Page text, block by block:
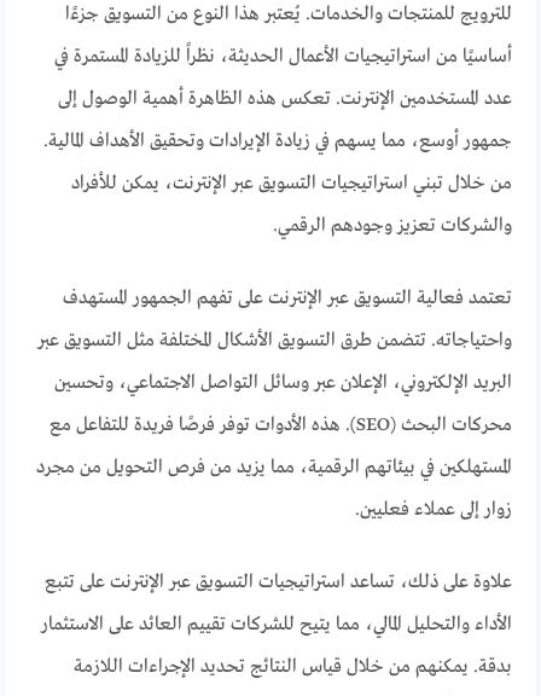
للترويج للمنتجات والخدمات. يُعتبر هذا النوع من التسويق جزءًا
أساسيًا من استراتيجيات الأعمال الحديثة، نظراً للزيادة المستمرة في
عدد المستخدمين الإنترنت. تعكس هذه الظاهرة أهمية الوصول إلى
جمهور أوسع، مما يسهم في زيادة الإيرادات وتحقيق الأهداف المالية.
من خلال تبني استراتيجيات التسويق عبر الإنترنت، يمكن للأفراد
والشركات تعزيز وجودهم الرقمي.
تعتمد فعالية التسويق عبر الإنترنت على تفهم الجمهور المستهدف
واحتياجاته. تتضمن طرق التسويق الأشكال المختلفة مثل التسويق عبر
البريد الإلكتروني، الإعلان عبر وسائل التواصل الاجتماعي، وتحسين
محركات البحث (SEO). هذه الأدوات توفر فرصًا فريدة للتفاعل مع
المستهلكين في بيئاتهم الرقمية، مما يزيد من فرص التحويل من مجرد
زوار إلى عملاء فعليين.
علاوة على ذلك، تساعد استراتيجيات التسويق عبر الإنترنت على تتبع
الأداء والتحليل المالي، مما يتيح للشركات تقييم العائد على الاستثمار
بدقة. يمكنهم من خلال قياس النتائج تحديد الإجراءات اللازمة